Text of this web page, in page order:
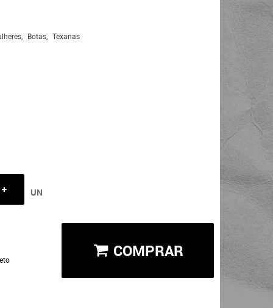
Botas Texanas
UN
COMPRAR